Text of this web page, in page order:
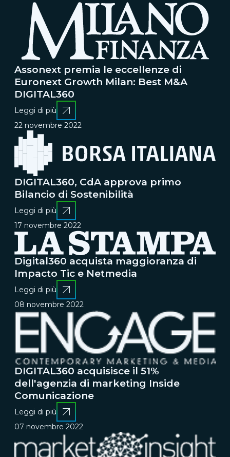
Assonext premia le eccellenze di
Euronext Growth Milan: Best M&A
DIGITAL360
Leggi di più
22 novembre 2022
DIGITAL360, CdA approva primo
Bilancio di Sostenibilità
Leggi di più
17 novembre 2022
Digital360 acquista maggioranza di
Impacto Tic e Netmedia
Leggi di più
08 novembre 2022
DIGITAL360 acquisisce il 51%
dell'agenzia di marketing Inside
Comunicazione
Leggi di più
07 novembre 2022